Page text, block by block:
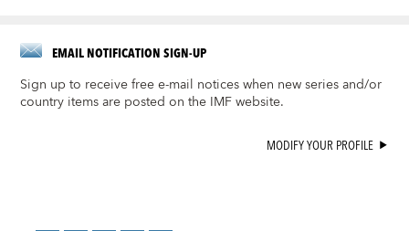
EMAIL NOTIFICATION SIGN-UP
Sign up to receive free e-mail notices when new series and/or
country items are posted on the IMF website.
MODIFY YOUR PROFILE